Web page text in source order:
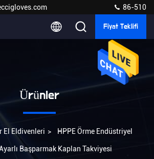
86-510
Fiyat Teklifi
Ürünler
El Eldivenleri > HPPE Örme Endüstriyel
Başparmak Kaplan Takviyesi